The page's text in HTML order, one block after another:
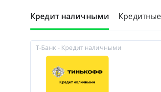
Кредит наличными
Т-Банк - Кредит наличными